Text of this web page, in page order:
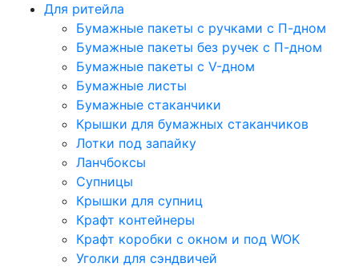
Для ритейла
Бумажные пакеты с ручками с П-дном
Бумажные пакеты без ручек с П-дном
Бумажные пакеты с V-дном
Бумажные листы
Бумажные стаканчики
Крышки для бумажных стаканчиков
Лотки под запайку
Ланчбоксы
Супницы
Крышки для супниц
Крафт контейнеры
Крафт коробки с окном и под WOK
Уголки для сэндвичей